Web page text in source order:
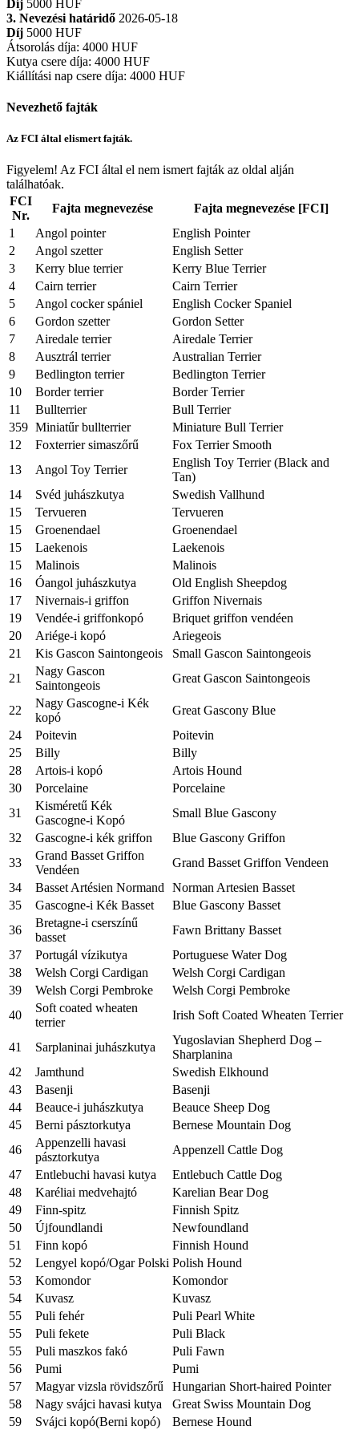
Díj 5000 HUF
3. Nevezési határidő 2026-05-18
Díj 5000 HUF
Átsorolás díja: 4000 HUF
Kutya csere díja: 4000 HUF
Kiállítási nap csere díja: 4000 HUF
Nevezhető fajták
Az FCI által elismert fajták.
Figyelem! Az FCI által el nem ismert fajták az oldal alján
találhatóak.
FCI
Nr.
Fajta megnevezése
Fajta megnevezése [FCI]
1
Angol pointer
English Pointer
2
Angol szetter
English Setter
3
Kerry blue terrier
Kerry Blue Terrier
4
Cairn terrier
Cairn Terrier
5
Angol cocker spániel
English Cocker Spaniel
6
Gordon szetter
Gordon Setter
7
Airedale terrier
Airedale Terrier
8
Ausztrál terrier
Australian Terrier
9
Bedlington terrier
Bedlington Terrier
10
Border terrier
Border Terrier
11
Bullterrier
Bull Terrier
359 Miniatűr bullterrier
Miniature Bull Terrier
12
Foxterrier simaszőrű
Fox Terrier Smooth
13
Angol Toy Terrier
English Toy Terrier (Black and
Tan)
14
Svéd juhászkutya
Swedish Vallhund
15
Tervueren
Tervueren
15
Groenendael
Groenendael
15
Laekenois
Laekenois
15
Malinois
Malinois
16
Óangol juhászkutya
Old English Sheepdog
17
Nivernais-i griffon
Griffon Nivernais
19
Vendée-i griffonkopó
Briquet griffon vendéen
20
Ariége-i kopó
Ariegeois
21
Kis Gascon Saintongeois
Small Gascon Saintongeois
21
Nagy Gascon
Saintongeois
Great Gascon Saintongeois
22
Nagy Gascogne-i Kék
kopó
Great Gascony Blue
24
Poitevin
Poitevin
25
Billy
Billy
28
Artois-i kopó
Artois Hound
30
Porcelaine
Porcelaine
31
Kisméretű Kék
Gascogne-i Kopó
Small Blue Gascony
32
Gascogne-i kék griffon
Blue Gascony Griffon
33
Grand Basset Griffon
Vendéen
Grand Basset Griffon Vendeen
34
Basset Artésien Normand
Norman Artesien Basset
35
Gascogne-i Kék Basset
Blue Gascony Basset
36
Bretagne-i cserszínű
basset
Fawn Brittany Basset
37
Portugál vízikutya
Portuguese Water Dog
38
Welsh Corgi Cardigan
Welsh Corgi Cardigan
39
Welsh Corgi Pembroke
Welsh Corgi Pembroke
40
Soft coated wheaten
terrier
Irish Soft Coated Wheaten Terrier
41 Sarplaninai juhászkutya
Yugoslavian Shepherd Dog –
Sharplanina
42
Jamthund
Swedish Elkhound
43
Basenji
Basenji
44
Beauce-i juhászkutya
Beauce Sheep Dog
45
Berni pásztorkutya
Bernese Mountain Dog
46
Appenzelli havasi
pásztorkutya
Appenzell Cattle Dog
47
Entlebuchi havasi kutya
Entlebuch Cattle Dog
48
Karéliai medvehajtó
Karelian Bear Dog
49
Finn-spitz
Finnish Spitz
50
Újfoundlandi
Newfoundland
51
Finn kopó
Finnish Hound
52
Lengyel kopó/Ogar Polski Polish Hound
53
Komondor
Komondor
54
Kuvasz
Kuvasz
55
Puli fehér
Puli Pearl White
55
Puli fekete
Puli Black
55
Puli maszkos fakó
Puli Fawn
56
Pumi
Pumi
57
Magyar vizsla rövidszőrű
Hungarian Short-haired Pointer
58
Nagy svájci havasi kutya
Great Swiss Mountain Dog
59
Svájci kopó(Berni kopó)
Bernese Hound